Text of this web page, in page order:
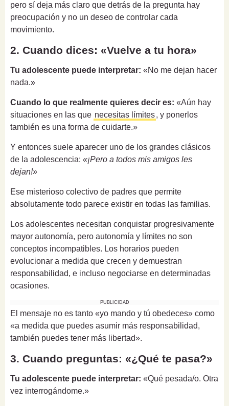
pero sí deja más claro que detrás de la pregunta hay
preocupación y no un deseo de controlar cada
movimiento.
2. Cuando dices: «Vuelve a tu hora»
Tu adolescente puede interpretar: «No me dejan hacer
nada.»
Cuando lo que realmente quieres decir es: «Aún hay
situaciones en las que necesitas límites, y ponerlos
también es una forma de cuidarte.»
Y entonces suele aparecer uno de los grandes clásicos
de la adolescencia: «¡Pero a todos mis amigos les
dejan!»
Ese misterioso colectivo de padres que permite
absolutamente todo parece existir en todas las familias.
Los adolescentes necesitan conquistar progresivamente
mayor autonomía, pero autonomía y límites no son
conceptos incompatibles. Los horarios pueden
evolucionar a medida que crecen y demuestran
responsabilidad, e incluso negociarse en determinadas
ocasiones.
PUBLICIDAD
El mensaje no es tanto «yo mando y tú obedeces» como
«a medida que puedes asumir más responsabilidad,
también puedes tener más libertad».
3. Cuando preguntas: «¿Qué te pasa?»
Tu adolescente puede interpretar: «Qué pesada/o. Otra
vez interrogándome.»